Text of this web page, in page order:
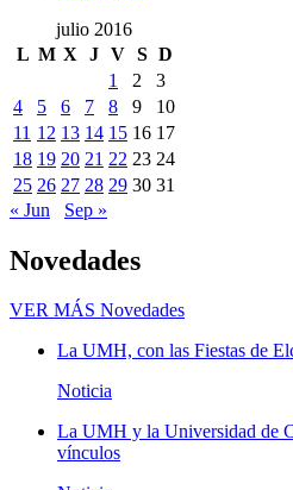
julio 2016
L M X J V S D
1
2
3
4
5 6 7 8 9
10
11 12 13 14 15 16 17
18 19 20 21 22 23 24
25 26 27 28 29 30 31
« Jun
Sep »
Novedades
VER MÁS Novedades
La UMH, con las Fiestas de
Noticia
La UMH y la Universidad de
vínculos